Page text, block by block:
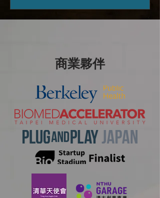
Wound Dressing 正式取得進入美國醫療器
材市場的重要法規基礎。 美國 FDA 510(k)
整合。對早期醫材新創而言，具有相當高的
執行難度與資源要求。 公司於上一輪完成約
用於衝刺美國醫療器材上市許可。隨著
MuCover® Oral Wound Dressing 近期順
利取得美國 FDA 上市許可，公司如期完成階
段性里程碑，打開了與國際大廠及經銷商展
開深度合作的基石，對於聚動分子在全球市
場的布局與准入具有重大意義。 口腔黏膜傷
口照護為癌症支持性照護、口腔手術後照護
及口腔潰瘍管理中長期存在的臨床需求。尤
其在各種癌別的化學治療、頭頸癌放射治療
商業夥伴